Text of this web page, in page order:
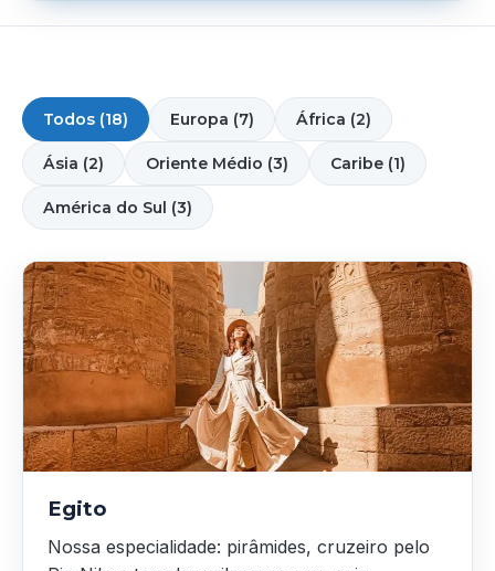
Todos (18) Europa (7) África (2)
Ásia (2) Oriente Médio (3) Caribe (1)
América do Sul (3)
Egito
Nossa especialidade: pirâmides, cruzeiro pelo